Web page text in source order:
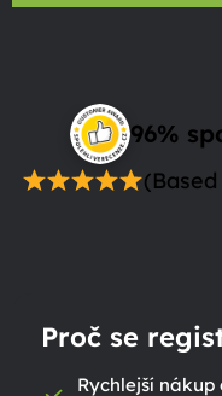
96%
Proč se
Rychlejší